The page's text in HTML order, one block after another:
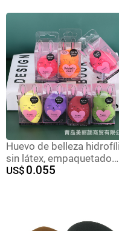
Huevo de belleza
sin látex, empaquetado
individualmente, polvo
de maquillaje al por
US$ 0.055